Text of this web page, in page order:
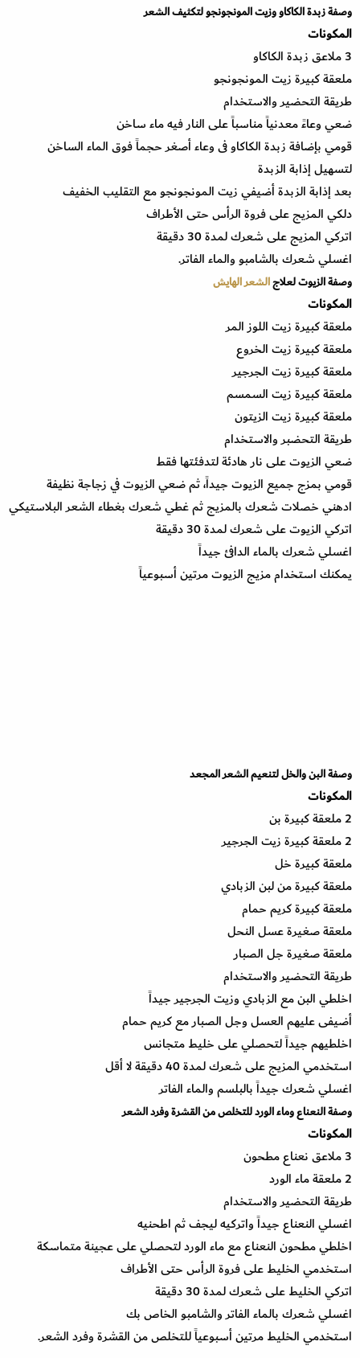
وصفة زبدة الكاكاو وزيت المونجونجو لتكثيف الشعر
المكونات
3 ملاعق زبدة الكاكاو
ملعقة كبيرة زيت المونجونجو
طريقة التحضير والاستخدام
ضعي وعاءً معدنياً مناسباً على النار فيه ماء ساخن
قومي بإضافة زبدة الكاكاو فى وعاء أصغر حجماً فوق الماء الساخن
لتسهيل إذابة الزبدة
بعد إذابة الزبدة أضيفي زيت المونجونجو مع التقليب الخفيف
دلكي المزيج على فروة الرأس حتى الأطراف
اتركي المزيج على شعرك لمدة 30 دقيقة
اغسلي شعرك بالشامبو والماء الفاتر.
وصفة الزيوت لعلاجالشعر الهايش
المكونات
ملعقة كبيرة زيت اللوز المر
ملعقة كبيرة زيت الخروع
ملعقة كبيرة زيت الجرجير
ملعقة كبيرة زيت السمسم
ملعقة كبيرة زيت الزيتون
طريقة التحضبر والاستخدام
ضعي الزيوت على نار هادئة لتدفئتها فقط
قومي بمزج جميع الزيوت جيداً، ثم ضعي الزيوت في زجاجة نظيفة
ادهني خصلات شعرك بالمزيج ثم غطي شعرك بغطاء الشعر البلاستيكي
اتركي الزيوت على شعرك لمدة 30 دقيقة
اغسلي شعرك بالماء الدافئ جيداً
يمكنك استخدام مزيج الزيوت مرتين أسبوعياً
وصفة البن والخل لتنعيم الشعر المجعد
المكونات
2 ملعقة كبيرة بن
2 ملعقة كبيرة زيت الجرجير
ملعقة كبيرة خل
ملعقة كبيرة من لبن الزبادي
ملعقة كبيرة كريم حمام
ملعقة صغيرة عسل النحل
ملعقة صغيرة جل الصبار
طريقة التحضير والاستخدام
اخلطي البن مع الزبادي وزيت الجرجير جيداً
أضيفى عليهم العسل وجل الصبار مع كريم حمام
اخلطيهم جيداً لتحصلي على خليط متجانس
استخدمي المزيج على شعرك لمدة 40 دقيقة لا أقل
اغسلي شعرك جيداً بالبلسم والماء الفاتر
وصفة النعناع وماء الورد للتخلص من القشرة وفرد الشعر
المكونات
3 ملاعق نعناع مطحون
2 ملعقة ماء الورد
طريقة التحضير والاستخدام
اغسلي النعناع جيداً واتركيه ليجف ثم اطحنيه
اخلطي مطحون النعناع مع ماء الورد لتحصلي على عجينة متماسكة
استخدمي الخليط على فروة الرأس حتى الأطراف
اتركي الخليط على شعرك لمدة 30 دقيقة
اغسلي شعرك بالماء الفاتر والشامبو الخاص بك
استخدمي الخليط مرتين أسبوعياً للتخلص من القشرة وفرد الشعر.